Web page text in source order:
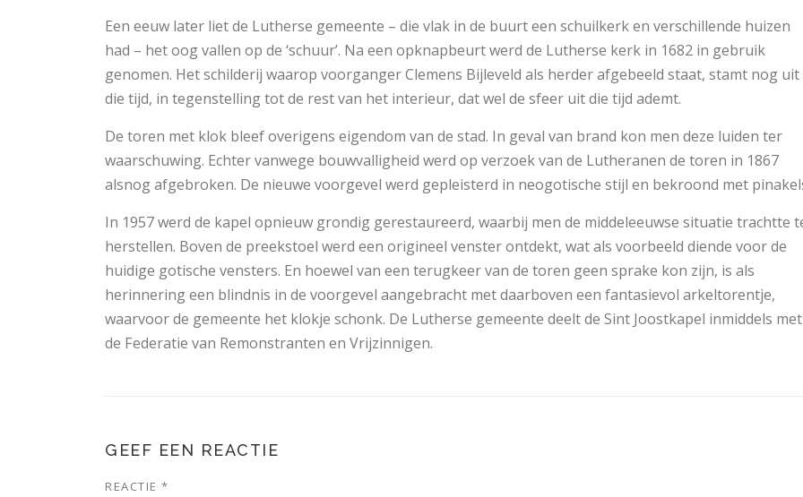
Een eeuw later liet de Lutherse gemeente – die vlak in de buurt een schuilkerk en verschillende huizen
had – het oog vallen op de ‘schuur’. Na een opknapbeurt werd de Lutherse kerk in 1682 in gebruik
genomen. Het schilderij waarop voorganger Clemens Bijleveld als herder afgebeeld staat, stamt nog uit
die tijd, in tegenstelling tot de rest van het interieur, dat wel de sfeer uit die tijd ademt.
De toren met klok bleef overigens eigendom van de stad. In geval van brand kon men deze luiden ter
waarschuwing. Echter vanwege bouwvalligheid werd op verzoek van de Lutheranen de toren in 1867
alsnog afgebroken. De nieuwe voorgevel werd gepleisterd in neogotische stijl en bekroond met
In 1957 werd de kapel opnieuw grondig gerestaureerd, waarbij men de middeleeuwse situatie trachtte
herstellen. Boven de preekstoel werd een origineel venster ontdekt, wat als voorbeeld diende voor de
huidige gotische vensters. En hoewel van een terugkeer van de toren geen sprake kon zijn, is als
herinnering een blindnis in de voorgevel aangebracht met daarboven een fantasievol arkeltorentje,
waarvoor de gemeente het klokje schonk. De Lutherse gemeente deelt de Sint Joostkapel inmiddels met
de Federatie van Remonstranten en Vrijzinnigen.
GEEF EEN REACTIE
REACTIE *